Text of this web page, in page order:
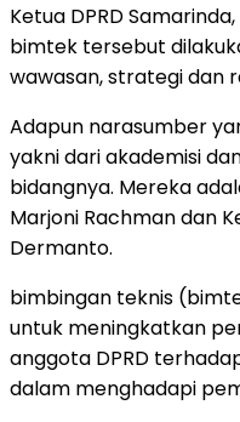
Ketua DPRD
bimtek tersebut
wawasan, strategi dan
Adapun narasumber
yakni dari akademisi
bidangnya. Mereka
Marjoni Rachman dan
Dermanto.
bimbingan teknis
untuk meningkatkan
anggota DPRD
dalam menghadapi